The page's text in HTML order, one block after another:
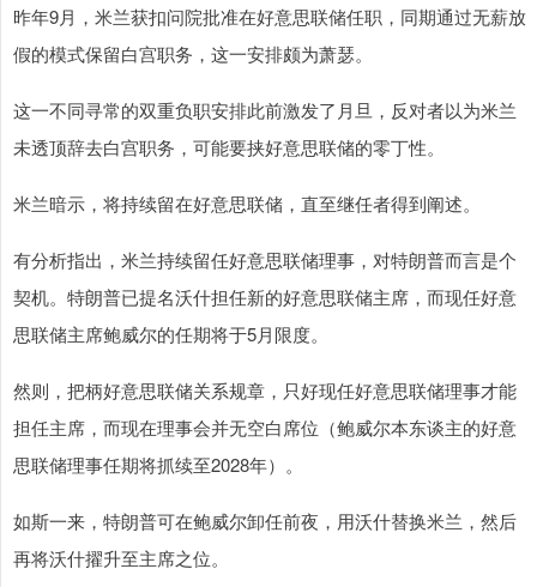
昨年9月，米兰获扣问院批准在好意思联储任职，同期通过无薪放
假的模式保留白宫职务，这一安排颇为萧瑟。
这一不同寻常的双重负职安排此前激发了月旦，反对者以为米兰
未透顶辞去白宫职务，可能要挟好意思联储的零丁性。
米兰暗示，将持续留在好意思联储，直至继任者得到阐述。
有分析指出，米兰持续留任好意思联储理事，对特朗普而言是个
契机。特朗普已提名沃什担任新的好意思联储主席，而现任好意
思联储主席鲍威尔的任期将于5月限度。
然则，把柄好意思联储关系规章，只好现任好意思联储理事才能
担任主席，而现在理事会并无空白席位（鲍威尔本东谈主的好意
思联储理事任期将抓续至2028年）。
如斯一来，特朗普可在鲍威尔卸任前夜，用沃什替换米兰，然后
再将沃什擢升至主席之位。